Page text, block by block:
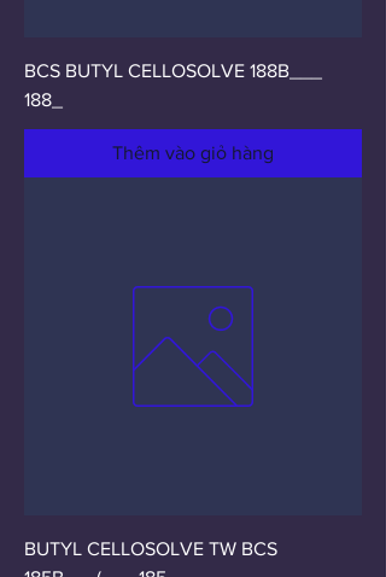
BCS BUTYL CELLOSOLVE 188B___
188_
Thêm vào giỏ hàng
BUTYL CELLOSOLVE TW BCS